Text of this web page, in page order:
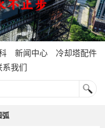
新闻中心
冷却塔配件
系我们
弧